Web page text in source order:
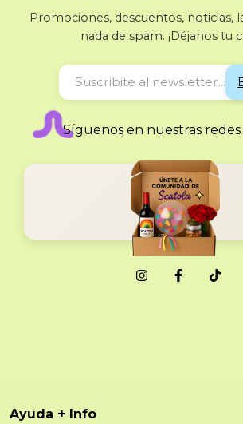
Promociones, descuentos, noticias,
nada de spam. ¡Déjanos tu
Síguenos en nuestras redes
Ayuda + Info